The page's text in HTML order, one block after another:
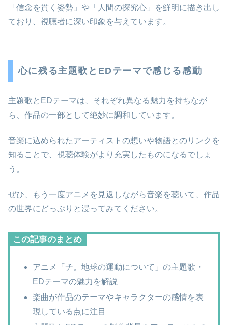
「信念を貫く姿勢」や「人間の探究心」を鮮明に描き出し
ており、視聴者に深い印象を与えています。
心に残る主題歌とEDテーマで感じる感動
主題歌とEDテーマは、それぞれ異なる魅力を持ちなが
ら、作品の一部として絶妙に調和しています。
音楽に込められたアーティストの想いや物語とのリンクを
知ることで、視聴体験がより充実したものになるでしょ
う。
ぜひ、もう一度アニメを見返しながら音楽を聴いて、作品
の世界にどっぷりと浸ってみてください。
この記事のまとめ
アニメ「チ。地球の運動について」の主題歌・
EDテーマの魅力を解説
楽曲が作品のテーマやキャラクターの感情を表
現している点に注目